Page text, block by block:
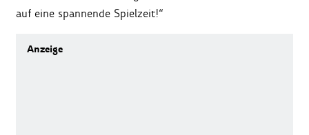
auf eine spannende Spielzeit!“